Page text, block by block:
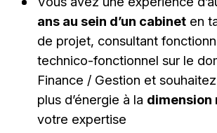
ans au sein d’un cabineten
de projet, consultant
technico-fonctionnel sur le
Finance / Gestion et
plus d’énergie à la dimension
votre expertise